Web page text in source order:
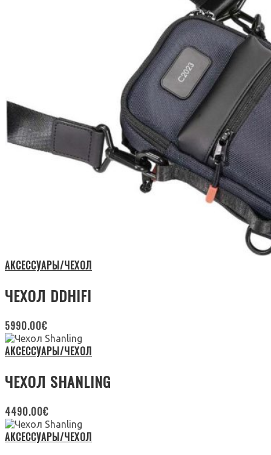
АКСЕССУАРЫ/ЧЕХОЛ
ЧЕХОЛ DDHIFI
5990.00€
АКСЕССУАРЫ/ЧЕХОЛ
ЧЕХОЛ SHANLING
4490.00€
АКСЕССУАРЫ/ЧЕХОЛ